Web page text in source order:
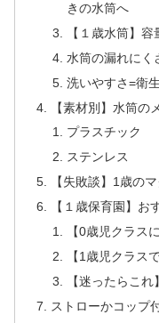
きの水筒へ
【１歳水筒】
水筒の漏れにく
洗いやすさ=衛
【素材別】水筒の
プラスチック
ステンレス
【失敗談】1歳の
【１歳保育園】お
【0歳児クラス
【1歳児クラス
【迷ったらこ
ストローかコップ